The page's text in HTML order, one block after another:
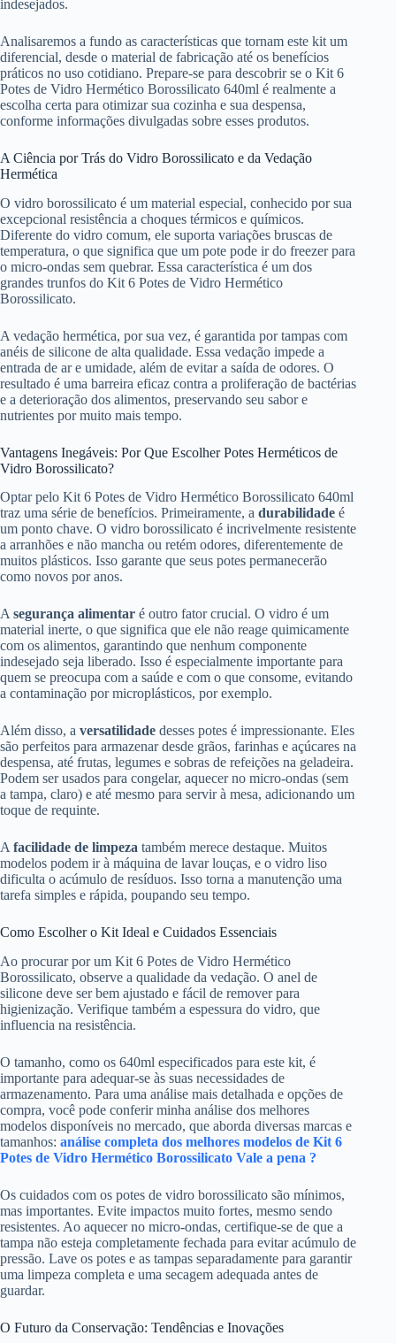
indesejados.
Analisaremos a fundo as características que tornam este kit um
diferencial, desde o material de fabricação até os benefícios
práticos no uso cotidiano. Prepare-se para descobrir se o Kit 6
Potes de Vidro Hermético Borossilicato 640ml é realmente a
escolha certa para otimizar sua cozinha e sua despensa,
conforme informações divulgadas sobre esses produtos.
A Ciência por Trás do Vidro Borossilicato e da Vedação
Hermética
O vidro borossilicato é um material especial, conhecido por sua
excepcional resistência a choques térmicos e químicos.
Diferente do vidro comum, ele suporta variações bruscas de
temperatura, o que significa que um pote pode ir do freezer para
o micro-ondas sem quebrar. Essa característica é um dos
grandes trunfos do Kit 6 Potes de Vidro Hermético
Borossilicato.
A vedação hermética, por sua vez, é garantida por tampas com
anéis de silicone de alta qualidade. Essa vedação impede a
entrada de ar e umidade, além de evitar a saída de odores. O
resultado é uma barreira eficaz contra a proliferação de bactérias
e a deterioração dos alimentos, preservando seu sabor e
nutrientes por muito mais tempo.
Vantagens Inegáveis: Por Que Escolher Potes Herméticos de
Vidro Borossilicato?
Optar pelo Kit 6 Potes de Vidro Hermético Borossilicato 640ml
traz uma série de benefícios. Primeiramente, a durabilidade é
um ponto chave. O vidro borossilicato é incrivelmente resistente
a arranhões e não mancha ou retém odores, diferentemente de
muitos plásticos. Isso garante que seus potes permanecerão
como novos por anos.
A segurança alimentar é outro fator crucial. O vidro é um
material inerte, o que significa que ele não reage quimicamente
com os alimentos, garantindo que nenhum componente
indesejado seja liberado. Isso é especialmente importante para
quem se preocupa com a saúde e com o que consome, evitando
a contaminação por microplásticos, por exemplo.
Além disso, a versatilidade desses potes é impressionante. Eles
são perfeitos para armazenar desde grãos, farinhas e açúcares na
despensa, até frutas, legumes e sobras de refeições na geladeira.
Podem ser usados para congelar, aquecer no micro-ondas (sem
a tampa, claro) e até mesmo para servir à mesa, adicionando um
toque de requinte.
A facilidade de limpeza também merece destaque. Muitos
modelos podem ir à máquina de lavar louças, e o vidro liso
dificulta o acúmulo de resíduos. Isso torna a manutenção uma
tarefa simples e rápida, poupando seu tempo.
Como Escolher o Kit Ideal e Cuidados Essenciais
Ao procurar por um Kit 6 Potes de Vidro Hermético
Borossilicato, observe a qualidade da vedação. O anel de
silicone deve ser bem ajustado e fácil de remover para
higienização. Verifique também a espessura do vidro, que
influencia na resistência.
O tamanho, como os 640ml especificados para este kit, é
importante para adequar-se às suas necessidades de
armazenamento. Para uma análise mais detalhada e opções de
compra, você pode conferir minha análise dos melhores
modelos disponíveis no mercado, que aborda diversas marcas e
tamanhos: análise completa dos melhores modelos de Kit 6
Potes de Vidro Hermético Borossilicato Vale a pena ?
Os cuidados com os potes de vidro borossilicato são mínimos,
mas importantes. Evite impactos muito fortes, mesmo sendo
resistentes. Ao aquecer no micro-ondas, certifique-se de que a
tampa não esteja completamente fechada para evitar acúmulo de
pressão. Lave os potes e as tampas separadamente para garantir
uma limpeza completa e uma secagem adequada antes de
guardar.
O Futuro da Conservação: Tendências e Inovações